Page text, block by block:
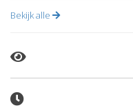
Bekijk alle